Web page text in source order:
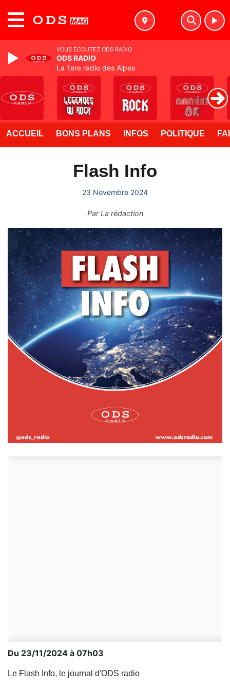
ACCUEIL BONS PLANS INFOS POLITIQUE
Flash Info
23 Novembre 2024
ParLa rédaction
Du 23/11/2024 à 07h03
Le Flash Info, le journal d'ODS radio
VOUS ÉCOUTEZ ODS RADIO
ODS RADIO
La 1ere radio des Alpes